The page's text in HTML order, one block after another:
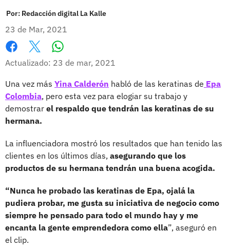
Por: Redacción digital La Kalle
23 de Mar, 2021
Facebook
X
Actualizado: 23 de mar, 2021
Una vez más Yina Calderón habló de las keratinas de Epa
Colombia, pero esta vez para elogiar su trabajo y
demostrar el respaldo que tendrán las keratinas de su
hermana.
La influenciadora mostró los resultados que han tenido las
clientes en los últimos días, asegurando que los
productos de su hermana tendrán una buena acogida.
“Nunca he probado las keratinas de Epa, ojalá la
pudiera probar, me gusta su iniciativa de negocio como
siempre he pensado para todo el mundo hay y me
encanta la gente emprendedora como ella”, aseguró en
el clip.